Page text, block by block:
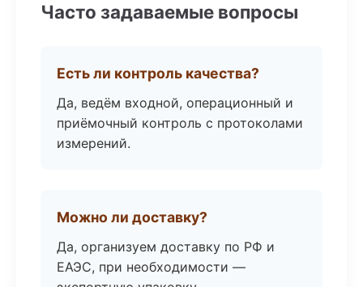
Часто задаваемые вопросы
Есть ли контроль качества?
Да, ведём входной, операционный и
приёмочный контроль с протоколами
измерений.
Можно ли доставку?
Да, организуем доставку по РФ и
ЕАЭС, при необходимости —